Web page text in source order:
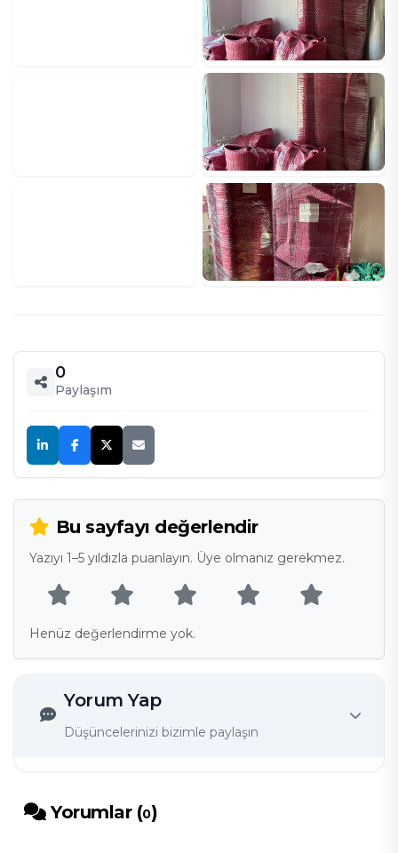
0
Paylaşım
Bu sayfayı değerlendir
Yazıyı 1–5 yıldızla puanlayın. Üye olmanız gerekmez.
Henüz değerlendirme yok.
Yorum Yap
Düşüncelerinizi bizimle paylaşın
Yorumlar (0)